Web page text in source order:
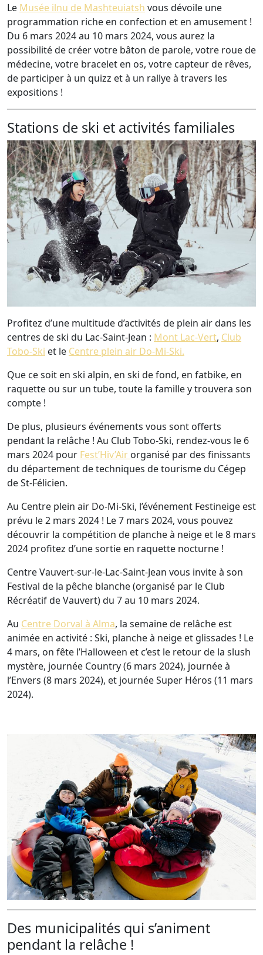
Le Musée ilnu de Mashteuiatsh vous dévoile une
programmation riche en confection et en amusement !
Du 6 mars 2024 au 10 mars 2024, vous aurez la
possibilité de créer votre bâton de parole, votre roue de
médecine, votre bracelet en os, votre capteur de rêves,
de participer à un quizz et à un rallye à travers les
expositions !
Stations de ski et activités familiales
Profitez d’une multitude d’activités de plein air dans les
centres de ski du Lac-Saint-Jean : Mont Lac-Vert, Club
Tobo-Ski et le Centre plein air Do-Mi-Ski.
Que ce soit en ski alpin, en ski de fond, en fatbike, en
raquette ou sur un tube, toute la famille y trouvera son
compte !
De plus, plusieurs événements vous sont offerts
pendant la relâche ! Au Club Tobo-Ski, rendez-vous le 6
mars 2024 pour Fest’Hiv’Air organisé par des finissants
du département de techniques de tourisme du Cégep
de St-Félicien.
Au Centre plein air Do-Mi-Ski, l’événement Festineige est
prévu le 2 mars 2024 ! Le 7 mars 2024, vous pouvez
découvrir la compétition de planche à neige et le 8 mars
2024 profitez d’une sortie en raquette nocturne !
Centre Vauvert-sur-le-Lac-Saint-Jean vous invite à son
Festival de la pêche blanche (organisé par le Club
Récréatif de Vauvert) du 7 au 10 mars 2024.
Au Centre Dorval à Alma, la semaine de relâche est
animée en activité : Ski, planche à neige et glissades ! Le
4 mars, on fête l’Halloween et c’est le retour de la slush
mystère, journée Country (6 mars 2024), journée à
l’Envers (8 mars 2024), et journée Super Héros (11 mars
2024).
Des municipalités qui s’animent
pendant la relâche !